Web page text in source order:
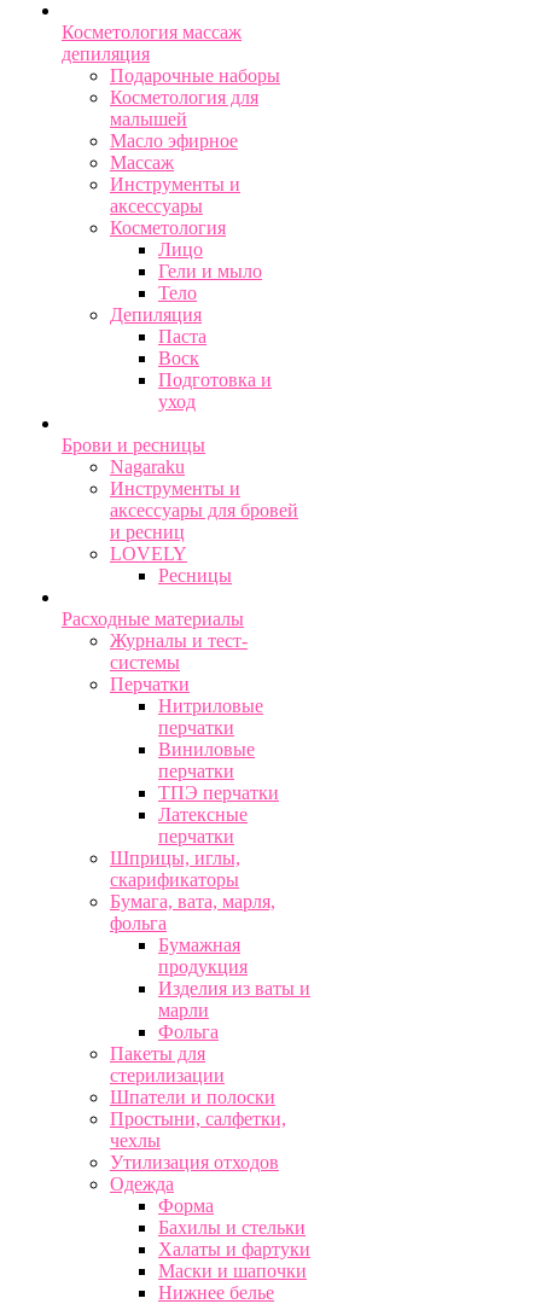
Косметология массаж
депиляция
Подарочные наборы
Косметология для
малышей
Масло эфирное
Массаж
Инструменты и
аксессуары
Косметология
Лицо
Гели и мыло
Тело
Депиляция
Паста
Воск
Подготовка и
уход
Брови и ресницы
Nagaraku
Инструменты и
аксессуары для бровей
и ресниц
LOVELY
Ресницы
Расходные материалы
Журналы и тест-
системы
Перчатки
Нитриловые
перчатки
Виниловые
перчатки
ТПЭ перчатки
Латексные
перчатки
Шприцы, иглы,
скарификаторы
Бумага, вата, марля,
фольга
Бумажная
продукция
Изделия из ваты и
марли
Фольга
Пакеты для
стерилизации
Шпатели и полоски
Простыни, салфетки,
чехлы
Утилизация отходов
Одежда
Форма
Бахилы и стельки
Халаты и фартуки
Маски и шапочки
Нижнее белье